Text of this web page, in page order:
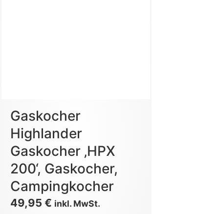
Gaskocher
Highlander
Gaskocher ‚HPX
200‘, Gaskocher,
Campingkocher
49,95€ inkl. MwSt.